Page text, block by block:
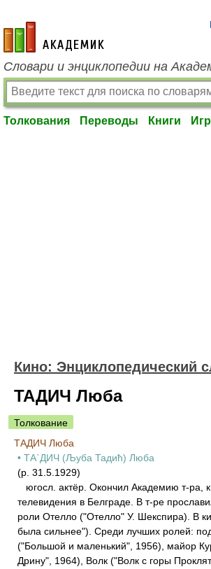
academic.ru
Словари и энциклопедии на
Толкования Переводы Книги
Кино: Энциклопедический
ТАДИЧ Люба
Толкование
ТАДИЧ Люба
• ТА`ДИЧ (Љуба Тадић) Люба
(р. 31.5.1929)
югосл. актёр. Окончил Академию т-ра,
телевидения в Белграде. В т-ре
роли Отелло ("Отелло" У. Шекспира). В
была сильнее"). Среди лучших ролей:
("Большой и маленький", 1956), майор
Дрину", 1964), Волк ("Волк с горы